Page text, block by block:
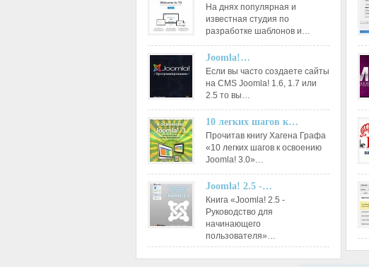
На днях популярная и
известная студия по
разработке шаблонов и…
Joomla!…
Если вы часто создаете сайты
на CMS Joomla! 1.6, 1.7 или
2.5 то вы…
10 легких шагов к…
Прочитав книгу Хагена Графа
«10 легких шагов к освоению
Joomla! 3.0»…
Joomla! 2.5 -…
Книга «Joomla! 2.5 -
Руководство для
начинающего
пользователя»…